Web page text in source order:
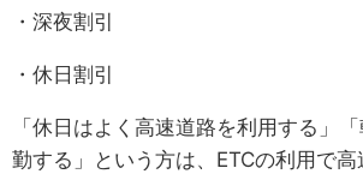
・深夜割引
・休日割引
「休日はよく高速道路を利用する」
勤する」という方は、ETCの利用で